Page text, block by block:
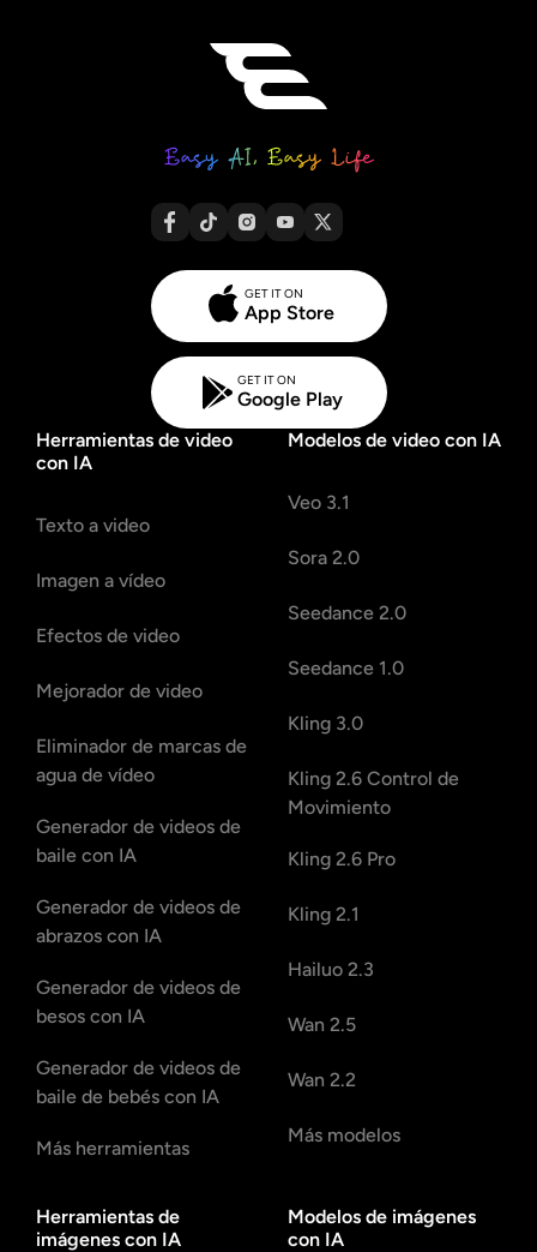
GET IT ON
App Store
GET IT ON
Google Play
Herramientas de video
con IA
Texto a video
Imagen a vídeo
Efectos de video
Mejorador de video
Eliminador de marcas de
agua de vídeo
Generador de videos de
baile con IA
Generador de videos de
abrazos con IA
Generador de videos de
besos con IA
Generador de videos de
baile de bebés con IA
Más herramientas
Modelos de video con IA
Veo 3.1
Sora 2.0
Seedance 2.0
Seedance 1.0
Kling 3.0
Kling 2.6 Control de
Movimiento
Kling 2.6 Pro
Kling 2.1
Hailuo 2.3
Wan 2.5
Wan 2.2
Más modelos
Herramientas de
imágenes con IA
Modelos de imágenes
con IA